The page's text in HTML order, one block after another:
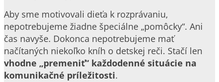
Aby sme motivovali dieťa k rozprávaniu,
nepotrebujeme žiadne špeciálne „pomôcky“. Ani
čas navyše. Dokonca nepotrebujeme mať
načítaných niekoľko kníh o detskej reči. Stačí len
vhodne „premeniť“ každodenné situácie na
komunikačné príležitosti.